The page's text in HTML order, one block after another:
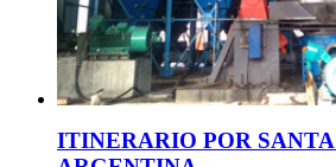
ITINERARIO POR SANTA